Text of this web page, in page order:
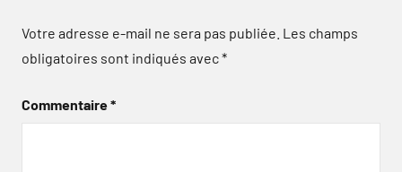
Votre adresse e-mail ne sera pas publiée. Les champs
obligatoires sont indiqués avec*
Commentaire*